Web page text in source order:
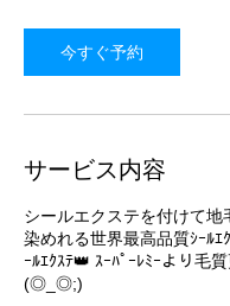
今すぐ予約
サービス内容
シールエクステを付けて地
染めれる世界最高品質ｼｰﾙｴ
ｰﾙｴｸｽﾃ👑 ｽｰﾊﾟｰﾚﾐｰより毛
(◎_◎;)